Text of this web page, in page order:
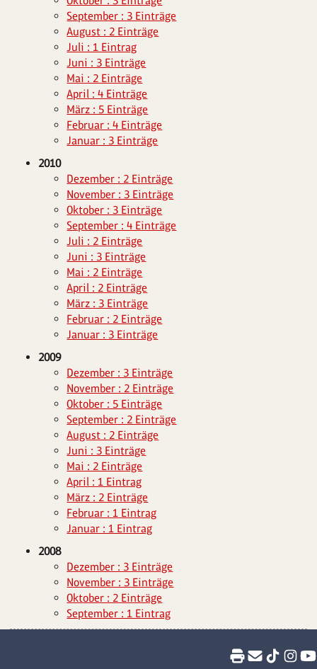
September : 3 Einträge
August : 2 Einträge
Juli : 1 Eintrag
Juni : 3 Einträge
Mai : 2 Einträge
April : 4 Einträge
März : 5 Einträge
Februar : 4 Einträge
Januar : 3 Einträge
2010
Dezember : 2 Einträge
November : 3 Einträge
Oktober : 3 Einträge
September : 4 Einträge
Juli : 2 Einträge
Juni : 3 Einträge
Mai : 2 Einträge
April : 2 Einträge
März : 3 Einträge
Februar : 2 Einträge
Januar : 3 Einträge
2009
Dezember : 3 Einträge
November : 2 Einträge
Oktober : 5 Einträge
September : 2 Einträge
August : 2 Einträge
Juni : 3 Einträge
Mai : 2 Einträge
April : 1 Eintrag
März : 2 Einträge
Februar : 1 Eintrag
Januar : 1 Eintrag
2008
Dezember : 3 Einträge
November : 3 Einträge
Oktober : 2 Einträge
September : 1 Eintrag